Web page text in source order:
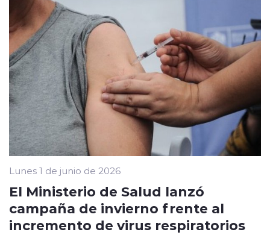
Lunes 1 de junio de 2026
El Ministerio de Salud lanzó
campaña de invierno frente al
incremento de virus respiratorios